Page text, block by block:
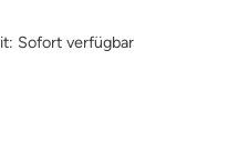
Sofort verfügbar